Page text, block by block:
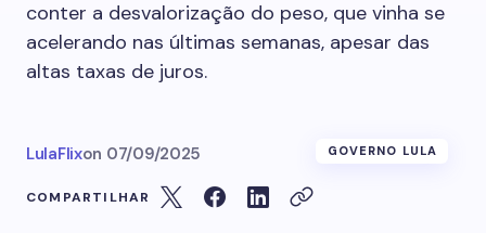
conter a desvalorização do peso, que vinha se
acelerando nas últimas semanas, apesar das
altas taxas de juros.
LulaFlixon 07/09/2025 GOVERNO LULA
COMPARTILHAR